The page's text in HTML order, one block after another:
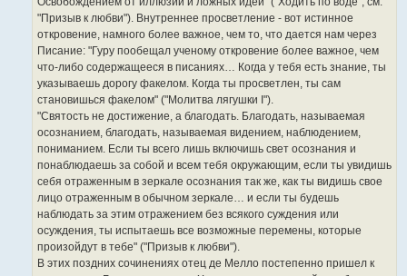
"Призыв к любви"). Внутреннее просветление - вот истинное
откровение, намного более важное, чем то, что дается нам через
Писание: "Гуру пообещал ученому откровение более важное, чем
что-либо содержащееся в писаниях… Когда у тебя есть знание, ты
указываешь дорогу факелом. Когда ты просветлен, ты сам
становишься факелом" ("Молитва лягушки I").
"Святость не достижение, а благодать. Благодать, называемая
осознанием, благодать, называемая видением, наблюдением,
пониманием. Если ты всего лишь включишь свет осознания и
понаблюдаешь за собой и всем тебя окружающим, если ты увидишь
себя отраженным в зеркале осознания так же, как ты видишь свое
лицо отраженным в обычном зеркале… и если ты будешь
наблюдать за этим отражением без всякого суждения или
осуждения, ты испытаешь все возможные перемены, которые
произойдут в тебе" ("Призыв к любви").
В этих поздних сочинениях отец де Мелло постепенно пришел к